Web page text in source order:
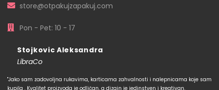
store@otpakujzapakuj.com
Pon - Pet: 10 - 17
Stojkovic Aleksandra
LibraCo
"Jako sam zadovoljna rukavima, karticama zahvalnosti i nalepnicama koje sam
kupila . Kvalitet proizvoda je odličan, a dizajn je jedinstven i kreativan.